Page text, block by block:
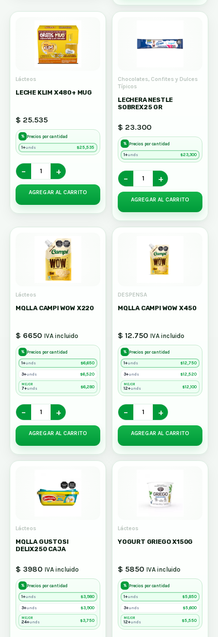
Lácteos
LECHE KLIM X480+ MUG
$ 25.535
% Precios por cantidad
1+unds $25,535
− +
AGREGAR AL CARRITO
Chocolates, Confites y Dulces
Típicos
LECHERA NESTLE
SOBREX25 GR
$ 23.300
% Precios por cantidad
1+unds $23,300
− +
AGREGAR AL CARRITO
Lácteos
MQLLA CAMPI WOW X220
$ 6650 IVA incluido
% Precios por cantidad
1+unds $6,650
3+unds $6,520
MEJOR
7+unds $6,280
− +
AGREGAR AL CARRITO
DESPENSA
MQLLA CAMPI WOW X450
$ 12.750 IVA incluido
% Precios por cantidad
1+unds $12,750
3+unds $12,520
MEJOR
12+unds $12,100
− +
AGREGAR AL CARRITO
Lácteos
MQLLA GUSTOSI
DELIX250 CAJA
$ 3980 IVA incluido
% Precios por cantidad
1+unds $3,980
3+unds $3,900
MEJOR
24+unds $3,750
Lácteos
YOGURT GRIEGO X150G
$ 5850 IVA incluido
% Precios por cantidad
1+unds $5,850
3+unds $5,600
MEJOR
12+unds $5,550